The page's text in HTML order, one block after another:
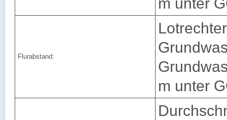
Flurabstand:
m unter